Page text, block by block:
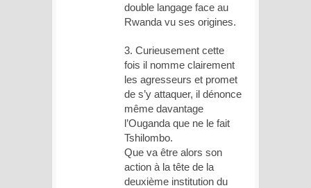
double langage face au
Rwanda vu ses origines.
3. Curieusement cette
fois il nomme clairement
les agresseurs et promet
de s’y attaquer, il dénonce
même davantage
l’Ouganda que ne le fait
Tshilombo.
Que va être alors son
action à la tête de la
deuxième institution du